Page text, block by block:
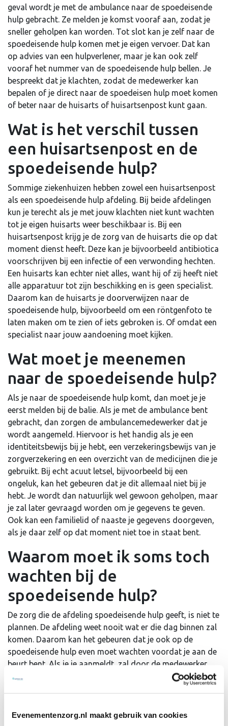
Evenementenzorg.nl maakt gebruik van cookies
geval wordt je met de ambulance naar de spoedeisende
hulp gebracht. Ze melden je komst vooraf aan, zodat je
sneller geholpen kan worden. Tot slot kan je zelf naar de
spoedeisende hulp komen met je eigen vervoer. Dat kan
op advies van een hulpverlener, maar je kan ook zelf
vooraf het nummer van de spoedeisende hulp bellen. Je
bespreekt dat je klachten, zodat de medewerker kan
bepalen of je direct naar de spoedeisen hulp moet komen
of beter naar de huisarts of huisartsenpost kunt gaan.
Wat is het verschil tussen
een huisartsenpost en de
spoedeisende hulp?
Sommige ziekenhuizen hebben zowel een huisartsenpost
als een spoedeisende hulp afdeling. Bij beide afdelingen
kun je terecht als je met jouw klachten niet kunt wachten
tot je eigen huisarts weer beschikbaar is. Bij een
huisartsenpost krijg je de zorg van de huisarts die op dat
moment dienst heeft. Deze kan je bijvoorbeeld antibiotica
voorschrijven bij een infectie of een verwonding hechten.
Een huisarts kan echter niet alles, want hij of zij heeft niet
alle apparatuur tot zijn beschikking en is geen specialist.
Daarom kan de huisarts je doorverwijzen naar de
spoedeisende hulp, bijvoorbeeld om een röntgenfoto te
laten maken om te zien of iets gebroken is. Of omdat een
specialist naar jouw aandoening moet kijken.
Wat moet je meenemen
naar de spoedeisende hulp?
Als je naar de spoedeisende hulp komt, dan moet je je
eerst melden bij de balie. Als je met de ambulance bent
gebracht, dan zorgen de ambulancemedewerker dat je
wordt aangemeld. Hiervoor is het handig als je een
identiteitsbewijs bij je hebt, een verzekeringsbewijs van je
zorgverzekering en een overzicht van de medicijnen die je
gebruikt. Bij echt acuut letsel, bijvoorbeeld bij een
ongeluk, kan het gebeuren dat je dit allemaal niet bij je
hebt. Je wordt dan natuurlijk wel gewoon geholpen, maar
je zal later gevraagd worden om je gegevens te geven.
Ook kan een familielid of naaste je gegevens doorgeven,
als je daar zelf op dat moment niet toe in staat bent.
Waarom moet ik soms toch
wachten bij de
spoedeisende hulp?
De zorg die de afdeling spoedeisende hulp geeft, is niet te
plannen. De afdeling weet nooit wat er die dag binnen zal
komen. Daarom kan het gebeuren dat je ook op de
spoedeisende hulp even moet wachten voordat je aan de
beurt bent. Als je je aanmeldt, zal door de medewerker
gekeken worden hoeveel spoed jouw letsel heeft. Dat doet
deze medewerker bij iedereen die zich aanmeldt. Op basis
geholpen zal worden. Sommige letsels of aandoeningen